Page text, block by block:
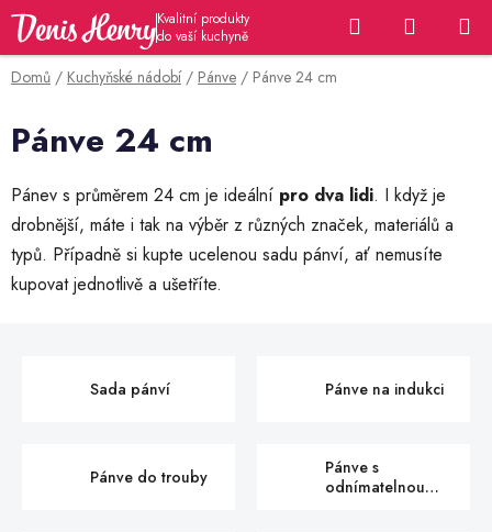
Přejít
obsah
Hledat
KOŠÍK
Domů / Kuchyňské nádobí / Pánve / Pánve 24 cm
Pánve 24 cm
Pánev s průměrem 24 cm je ideální pro dva lidi. I když je
drobnější, máte i tak na výběr z různých značek, materiálů a
typů. Případně si kupte ucelenou sadu pánví, ať nemusíte
kupovat jednotlivě a ušetříte.
Sada pánví Pánve na indukci
Pánve do trouby
Pánve s
odnímatelnou